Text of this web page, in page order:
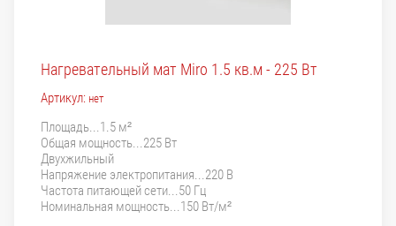
Нагревательный мат Miro 1.5 кв.м - 225 Вт
Артикул: нет
Площадь...1.5 м²
Общая мощность...225 Вт
Двухжильный
Напряжение электропитания...220 В
Частота питающей сети...50 Гц
Номинальная мощность...150 Вт/м²